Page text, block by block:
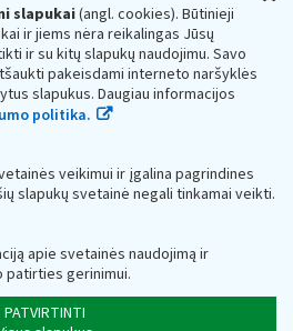
slapukai(angl. cookies). Būtinieji
ir jiems nėra reikalingas Jūsų
ir su kitų slapukų naudojimu. Savo
pakeisdami interneto naršyklės
slapukus. Daugiau informacijos
politika.
veikimui ir įgalina pagrindines
slapukų svetainė negali tinkamai veikti.
apie svetainės naudojimą ir
patirties gerinimui.
PATVIRTINTI
ministerijos
kodas — 188659752,
01107 Vilnius, Lietuva, el.paštas:
adresas 188659752
inspekciją prie Lietuvos
kaupiami ir saugomi Juridinių